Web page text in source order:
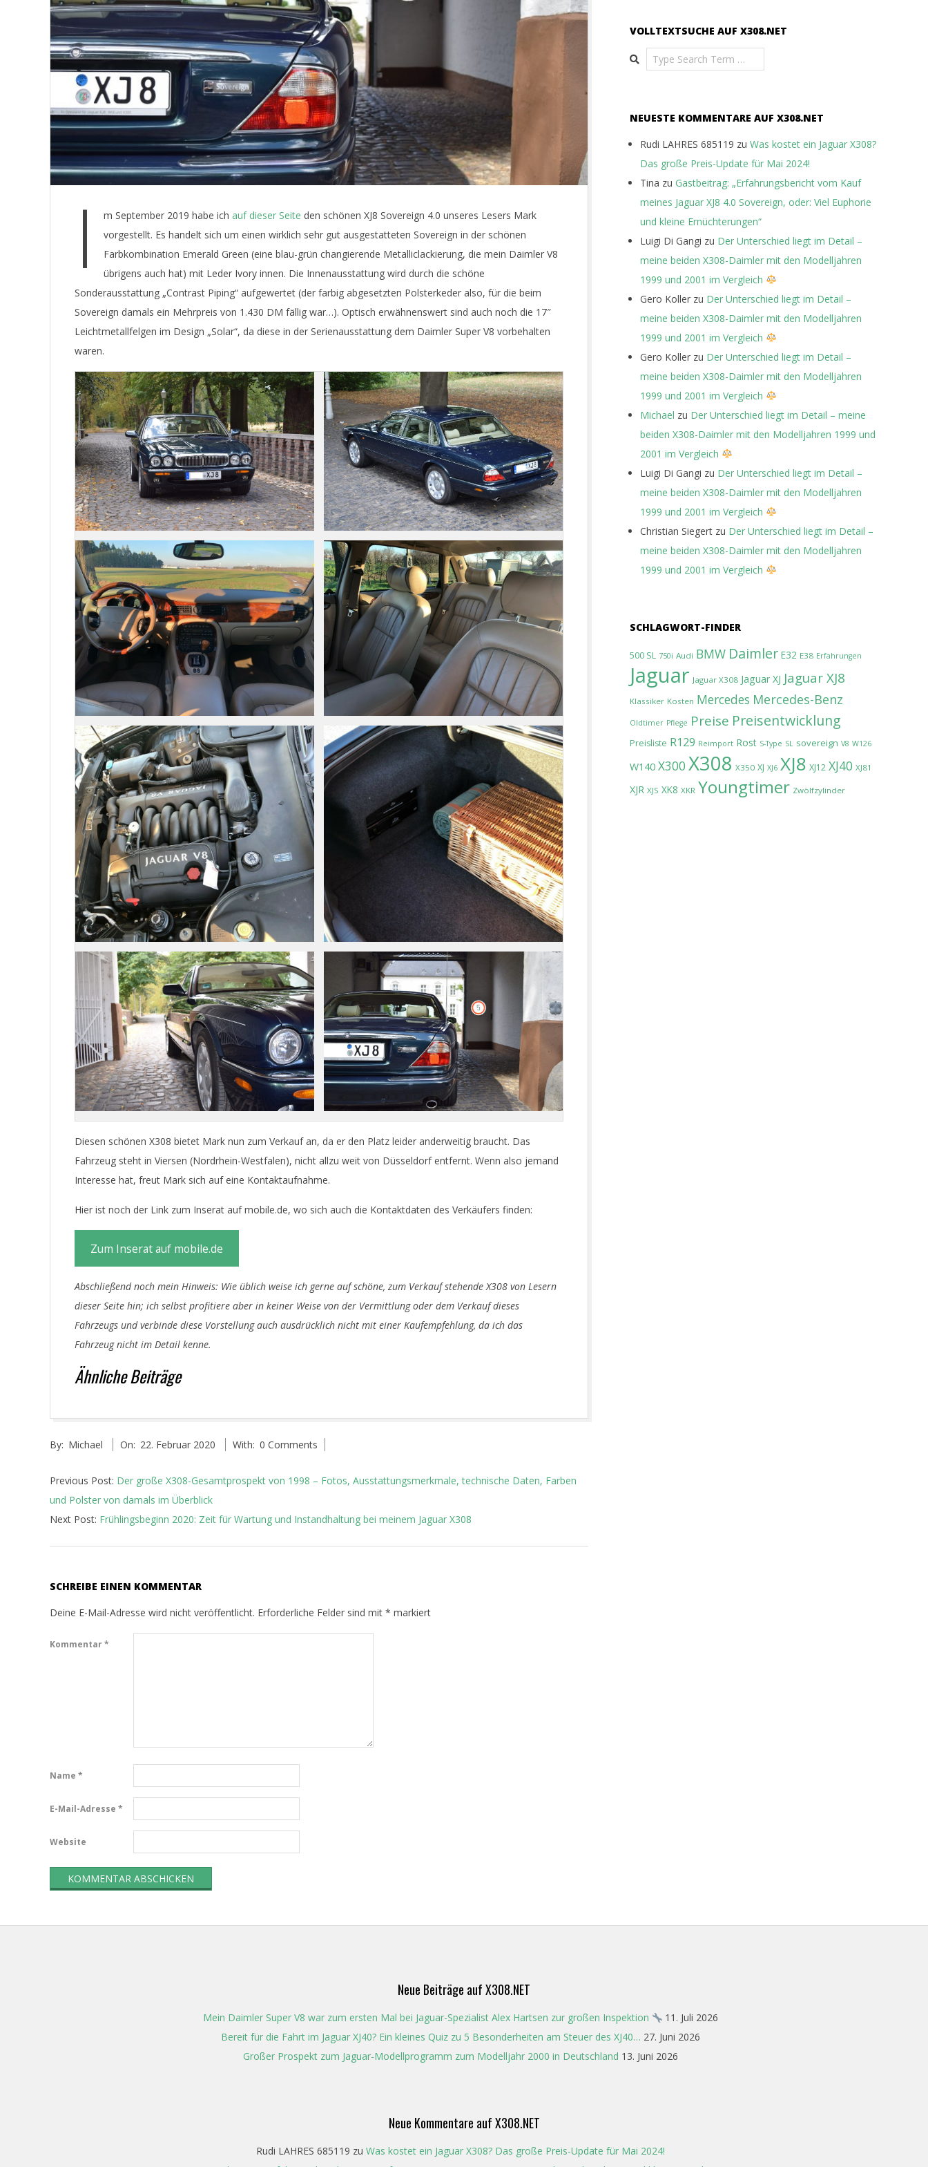
E
T
I m September 2019 habe ich auf dieser Seite den schönen XJ8 Sovereign 4.0 unseres Lesers Mark
vorgestellt. Es handelt sich um einen wirklich sehr gut ausgestatteten Sovereign in der schönen
Farbkombination Emerald Green (eine blau-grün changierende Metalliclackierung, die mein Daimler V8
übrigens auch hat) mit Leder Ivory innen. Die Innenausstattung wird durch die schöne
Sonderausstattung „Contrast Piping“ aufgewertet (der farbig abgesetzten Polsterkeder also, für die beim
Sovereign damals ein Mehrpreis von 1.430 DM fällig war…). Optisch erwähnenswert sind auch noch die 17″
Leichtmetallfelgen im Design „Solar“, da diese in der Serienausstattung dem Daimler Super V8 vorbehalten
waren.
Diesen schönen X308 bietet Mark nun zum Verkauf an, da er den Platz leider anderweitig braucht. Das
Fahrzeug steht in Viersen (Nordrhein-Westfalen), nicht allzu weit von Düsseldorf entfernt. Wenn also jemand
Interesse hat, freut Mark sich auf eine Kontaktaufnahme.
Hier ist noch der Link zum Inserat auf mobile.de, wo sich auch die Kontaktdaten des Verkäufers finden:
Zum Inserat auf mobile.de
Abschließend noch mein Hinweis: Wie üblich weise ich gerne auf schöne, zum Verkauf stehende X308 von Lesern
dieser Seite hin; ich selbst profitiere aber in keiner Weise von der Vermittlung oder dem Verkauf dieses
Fahrzeugs und verbinde diese Vorstellung auch ausdrücklich nicht mit einer Kaufempfehlung, da ich das
Fahrzeug nicht im Detail kenne.
Ähnliche Beiträge
02-
By: Michael On: 22. Februar 2020 With: 0 Comments
Previous Post: Der große X308-Gesamtprospekt von 1998 – Fotos, Ausstattungsmerkmale, technische Daten, Farben
und Polster von damals im Überblick
Next Post: Frühlingsbeginn 2020: Zeit für Wartung und Instandhaltung bei meinem Jaguar X308
SCHREIBE EINEN KOMMENTAR
Deine E-Mail-Adresse wird nicht veröffentlicht. Erforderliche Felder sind mit * markiert
Kommentar*
Name *
E-Mail-Adresse *
Website
VOLLTEXTSUCHE AUF X308.NET
Search
NEUESTE KOMMENTARE AUF X308.NET
Rudi LAHRES 685119 zu Was kostet ein Jaguar X308?
Das große Preis-Update für Mai 2024!
Tina zu Gastbeitrag: „Erfahrungsbericht vom Kauf
meines Jaguar XJ8 4.0 Sovereign, oder: Viel Euphorie
und kleine Ernüchterungen“
Luigi Di Gangi zu Der Unterschied liegt im Detail –
meine beiden X308-Daimler mit den Modelljahren
1999 und 2001 im Vergleich
Gero Koller zu Der Unterschied liegt im Detail –
meine beiden X308-Daimler mit den Modelljahren
1999 und 2001 im Vergleich
Gero Koller zu Der Unterschied liegt im Detail –
meine beiden X308-Daimler mit den Modelljahren
1999 und 2001 im Vergleich
Michael zu Der Unterschied liegt im Detail – meine
beiden X308-Daimler mit den Modelljahren 1999 und
2001 im Vergleich
Luigi Di Gangi zu Der Unterschied liegt im Detail –
meine beiden X308-Daimler mit den Modelljahren
1999 und 2001 im Vergleich
Christian Siegert zu Der Unterschied liegt im Detail –
meine beiden X308-Daimler mit den Modelljahren
1999 und 2001 im Vergleich
SCHLAGWORT-FINDER
500 SL 750i Audi BMW Daimler E32 E38 Erfahrungen
Jaguar Jaguar X308 Jaguar XJ Jaguar XJ8
Klassiker Kosten Mercedes Mercedes-Benz
Oldtimer Pflege Preise Preisentwicklung
Preisliste R129 Reimport Rost S-Type SL sovereign V8 W126
W140 X300 X308 X350 XJ XJ6 XJ8 XJ12 XJ40 XJ81
XJR XJS XK8 XKR Youngtimer Zwölfzylinder
Neue Beiträge auf X308.NET
Mein Daimler Super V8 war zum ersten Mal bei Jaguar-Spezialist Alex Hartsen zur großen Inspektion
11. Juli 2026
Bereit für die Fahrt im Jaguar XJ40? Ein kleines Quiz zu 5 Besonderheiten am Steuer des XJ40… 27. Juni 2026
Großer Prospekt zum Jaguar-Modellprogramm zum Modelljahr 2000 in Deutschland 13. Juni 2026
Neue Kommentare auf X308.NET
Rudi LAHRES 685119 zu Was kostet ein Jaguar X308? Das große Preis-Update für Mai 2024!